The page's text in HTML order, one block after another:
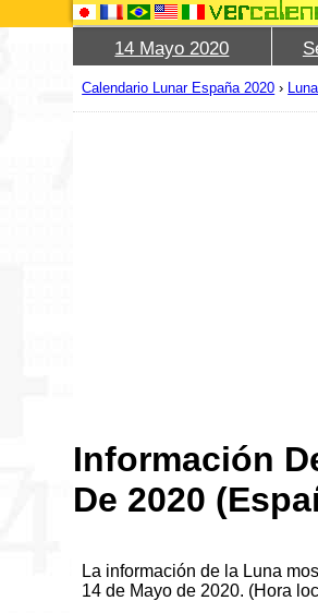
14 Mayo 2020
Calendario Lunar España 2020 ›
Información
De 2020
La información de la Luna
14 de Mayo de 2020. (Hora